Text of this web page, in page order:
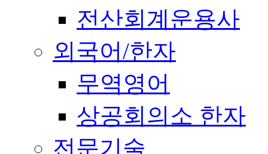
전산회계운용사
외국어/한자
무역영어
상공회의소 한자
전문기술